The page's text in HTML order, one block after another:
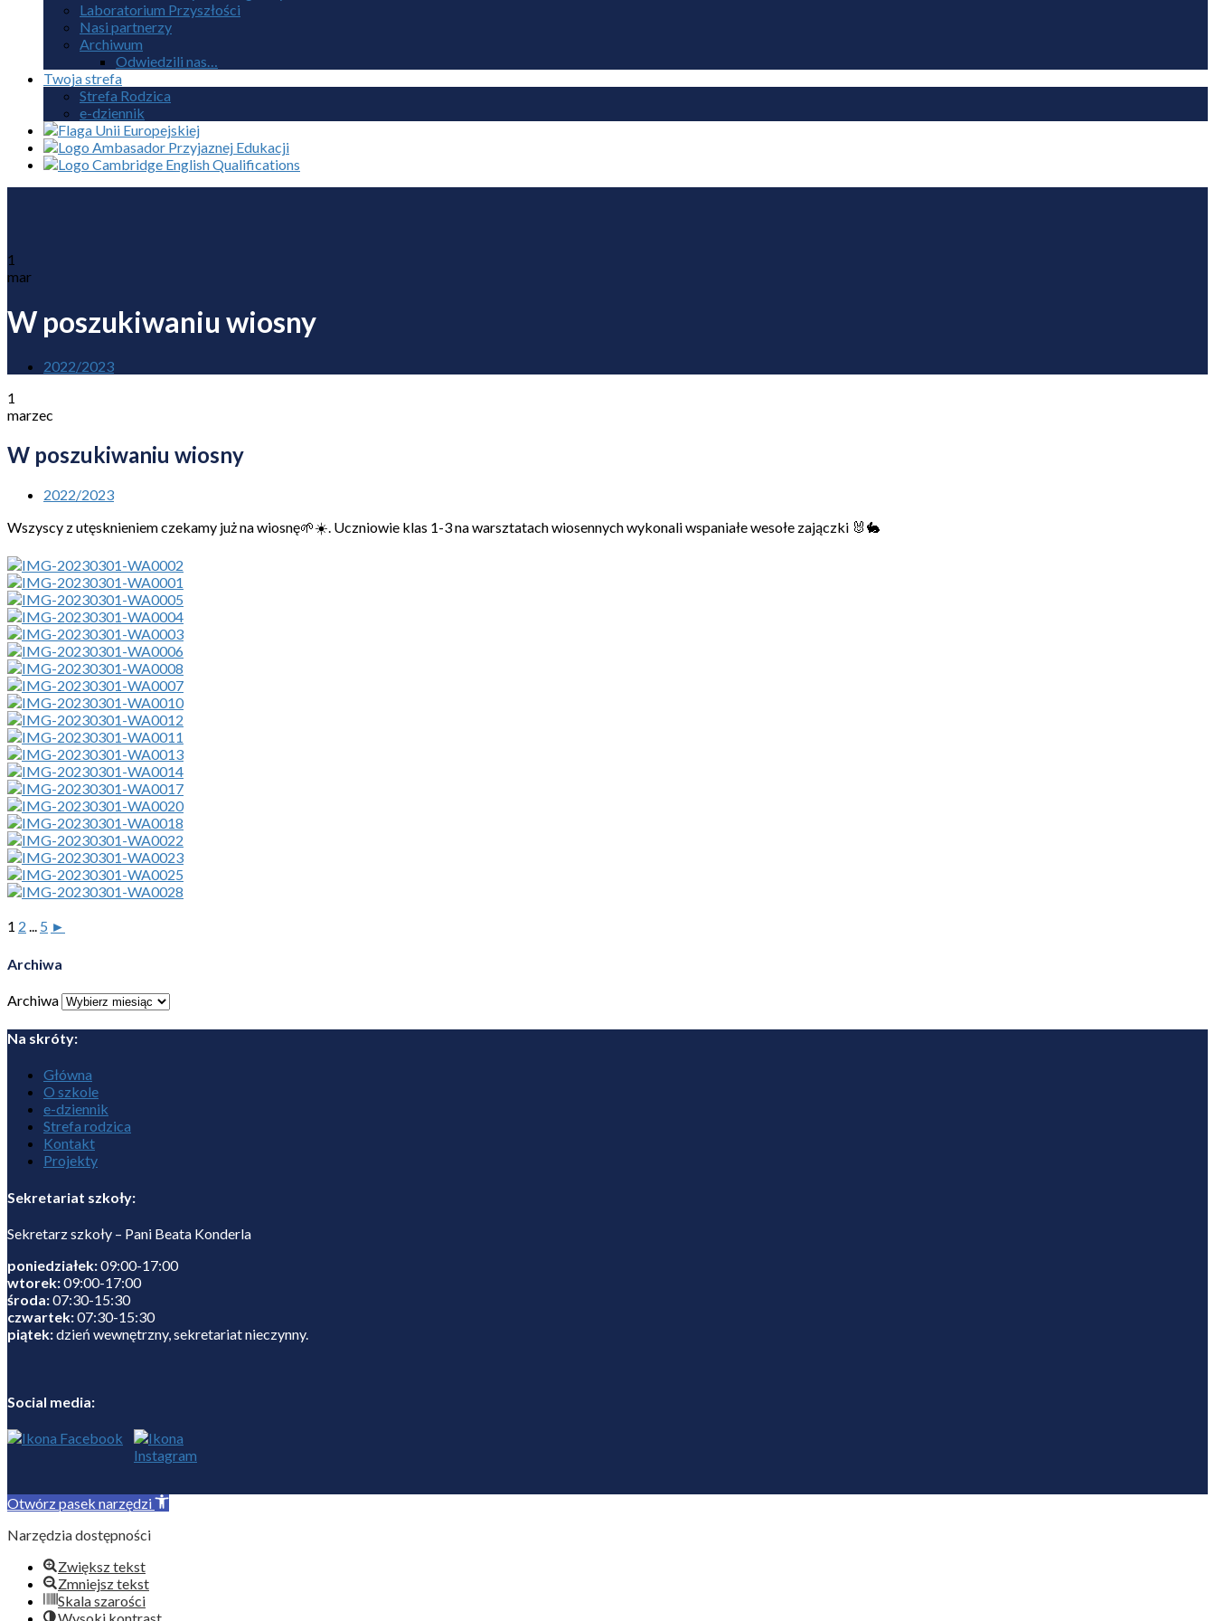
Laboratorium Przyszłości
Nasi partnerzy
Archiwum
Odwiedzili nas…
Twoja strefa
Strefa Rodzica
e-dziennik
1
mar
W poszukiwaniu wiosny
2022/2023
1
marzec
W poszukiwaniu wiosny
2022/2023
Wszyscy z utęsknieniem czekamy już na wiosnę🌱☀️. Uczniowie klas 1-3 na warsztatach wiosennych wykonali wspaniałe wesołe zajączki 🐰🐇
1 2 ... 5 ►
Archiwa
Archiwa
Na skróty:
Główna
O szkole
e-dziennik
Strefa rodzica
Kontakt
Projekty
Sekretariat szkoły:
Sekretarz szkoły – Pani Beata Konderla
poniedziałek:09:00-17:00
wtorek:09:00-17:00
środa:07:30-15:30
czwartek:07:30-15:30
piątek:dzień wewnętrzny, sekretariat nieczynny.
Social media:
Otwórz pasek narzędzi
Narzędzia dostępności
Zwiększ tekst
Zmniejsz tekst
Skala szarości